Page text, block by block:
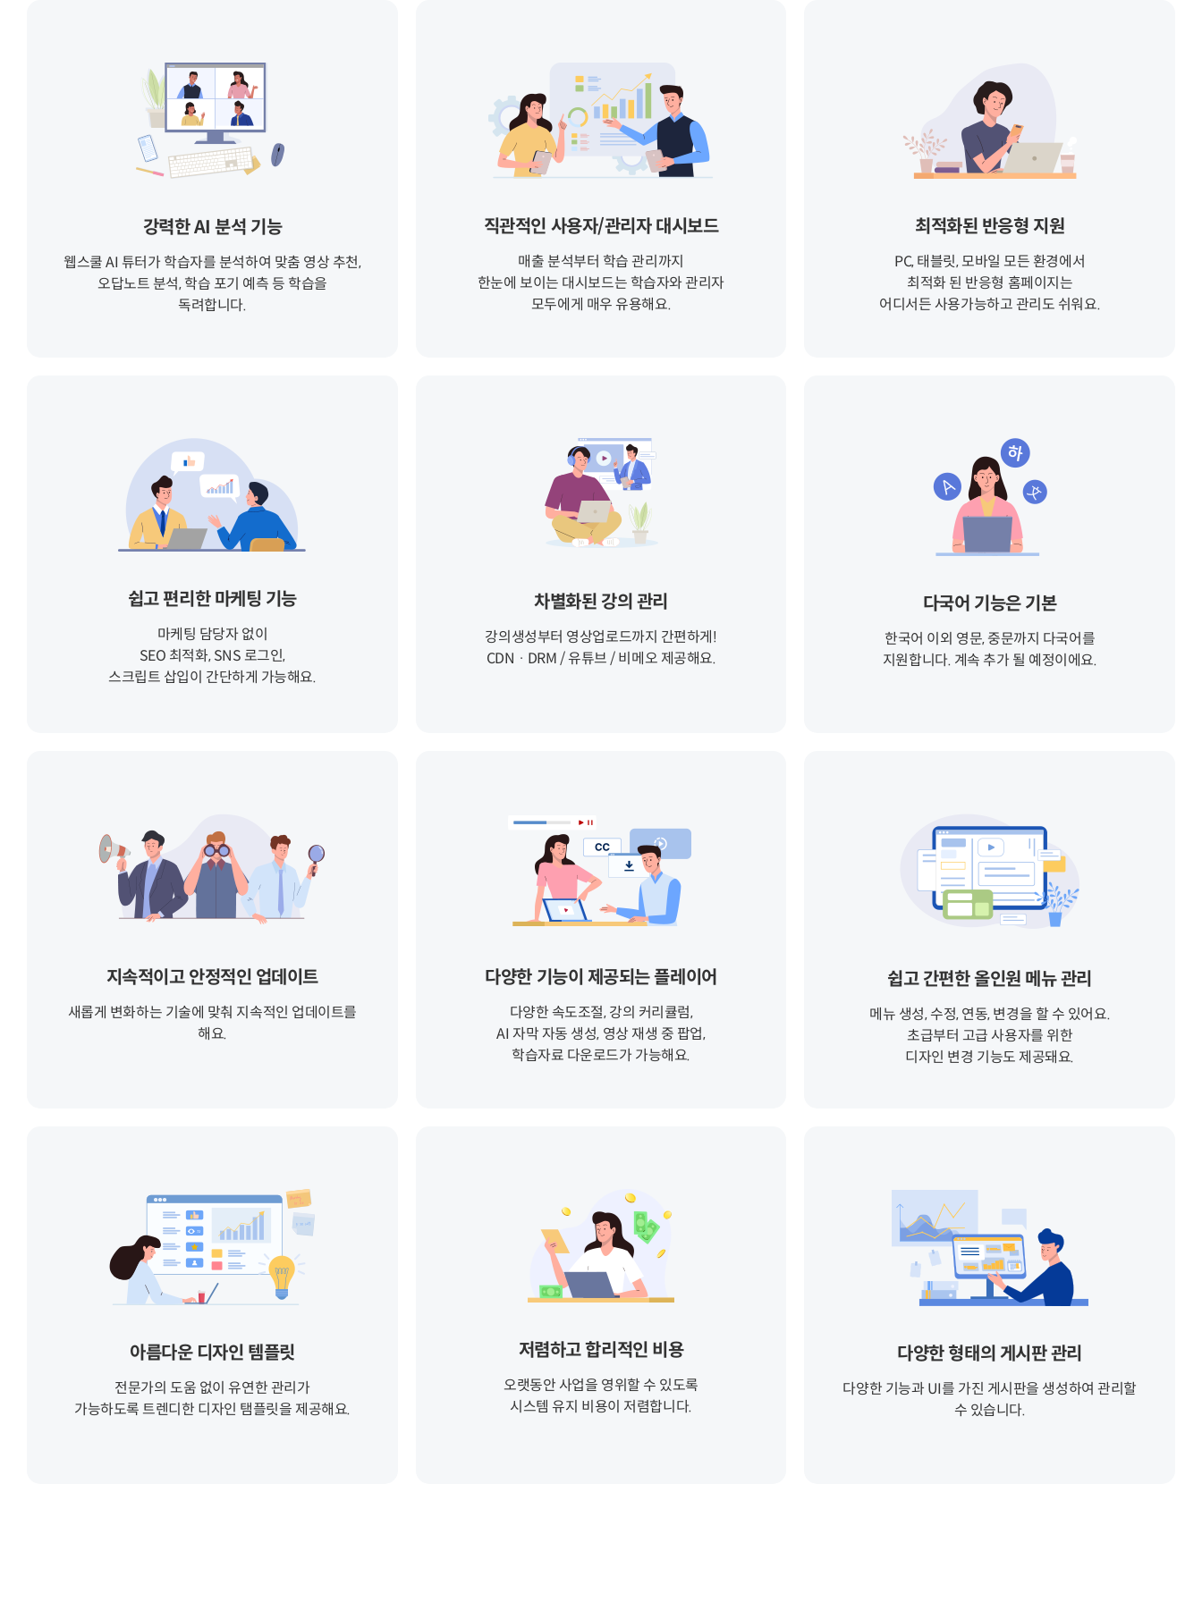
강력한 AI 분석 기능
웹스쿨 AI 튜터가 학습자를 분석하여 맞춤 영상 추천,
오답노트 분석, 학습 포기 예측 등 학습을
독려합니다.
직관적인 사용자/관리자 대시보드
매출 분석부터 학습 관리까지
한눈에 보이는 대시보드는 학습자와 관리자
모두에게 매우 유용해요.
최적화된 반응형 지원
PC, 태블릿, 모바일 모든 환경에서
최적화 된 반응형 홈페이지는
어디서든 사용가능하고 관리도 쉬워요.
쉽고 편리한 마케팅 기능
마케팅 담당자 없이
SEO 최적화, SNS 로그인,
스크립트 삽입이 간단하게 가능해요.
차별화된 강의 관리
강의생성부터 영상업로드까지 간편하게!
CDN · DRM / 유튜브 / 비메오 제공해요.
다국어 기능은 기본
한국어 이외 영문, 중문까지 다국어를
지원합니다. 계속 추가 될 예정이에요.
지속적이고 안정적인 업데이트
새롭게 변화하는 기술에 맞춰 지속적인 업데이트를
해요.
다양한 기능이 제공되는 플레이어
다양한 속도조절, 강의 커리큘럼,
AI 자막 자동 생성, 영상 재생 중 팝업,
학습자료 다운로드가 가능해요.
쉽고 간편한 올인원 메뉴 관리
메뉴 생성, 수정, 연동, 변경을 할 수 있어요.
초급부터 고급 사용자를 위한
디자인 변경 기능도 제공돼요.
아름다운 디자인 템플릿
전문가의 도움 없이 유연한 관리가
가능하도록 트렌디한 디자인 탬플릿을 제공해요.
저렴하고 합리적인 비용
오랫동안 사업을 영위할 수 있도록
시스템 유지 비용이 저렴합니다.
다양한 형태의 게시판 관리
다양한 기능과 UI를 가진 게시판을 생성하여 관리할
수 있습니다.